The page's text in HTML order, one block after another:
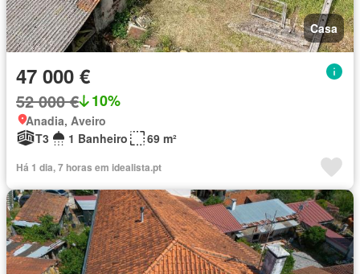
Casa
47 000 €
52 000 € 10%
Anadia, Aveiro
T3
1 Banheiro 69 m²
Há 1 dia, 7 horas em idealista.pt